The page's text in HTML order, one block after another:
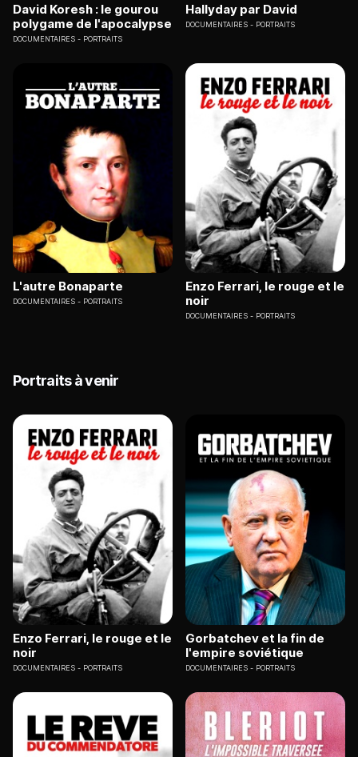
David Koresh : le gourou
polygame de l'apocalypse
DOCUMENTAIRES PORTRAITS
Hallyday par David
DOCUMENTAIRES PORTRAITS
L'autre Bonaparte
DOCUMENTAIRES PORTRAITS
Enzo Ferrari, le rouge et le
noir
DOCUMENTAIRES PORTRAITS
Portraits à venir
Enzo Ferrari, le rouge et le
noir
DOCUMENTAIRES PORTRAITS
Gorbatchev et la fin de
l'empire soviétique
DOCUMENTAIRES PORTRAITS